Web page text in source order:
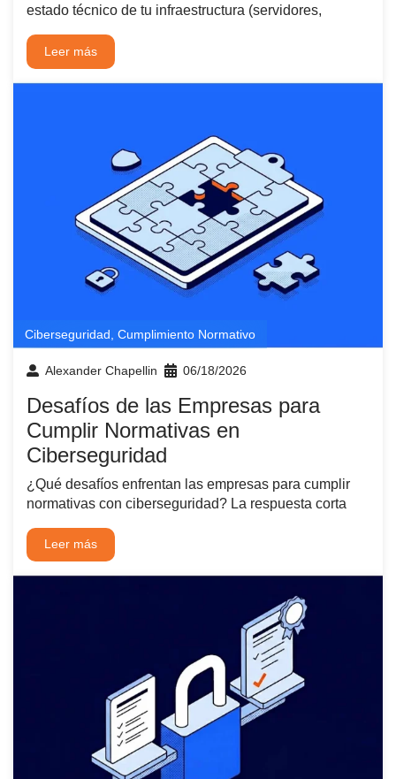
estado técnico de tu infraestructura (servidores,
Leer más
Ciberseguridad Cumplimiento Normativo
Alexander Chapellin 06/18/2026
Desafíos de las Empresas para
Cumplir Normativas en
Ciberseguridad
¿Qué desafíos enfrentan las empresas para cumplir
normativas con ciberseguridad? La respuesta corta
Leer más